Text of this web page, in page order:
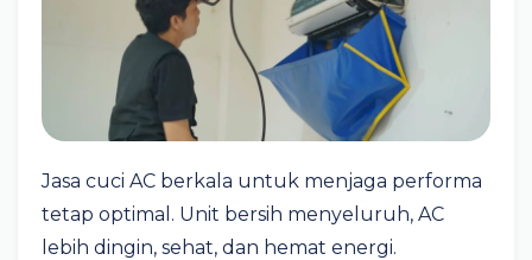
Jasa cuci AC berkala untuk menjaga performa
tetap optimal. Unit bersih menyeluruh, AC
lebih dingin, sehat, dan hemat energi.